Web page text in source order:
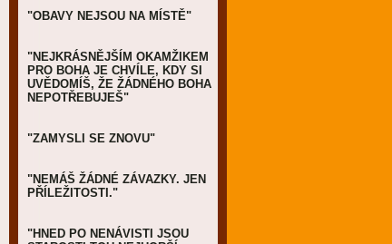
"OBAVY NEJSOU NA MÍSTĚ"
"NEJKRÁSNĚJŠÍM OKAMŽIKEM
PRO BOHA JE CHVÍLE, KDY SI
UVĚDOMÍŠ, ŽE ŽÁDNÉHO BOHA
NEPOTŘEBUJEŠ"
"ZAMYSLI SE ZNOVU"
"NEMÁŠ ŽÁDNÉ ZÁVAZKY. JEN
PŘÍLEŽITOSTI."
"HNED PO NENÁVISTI JSOU